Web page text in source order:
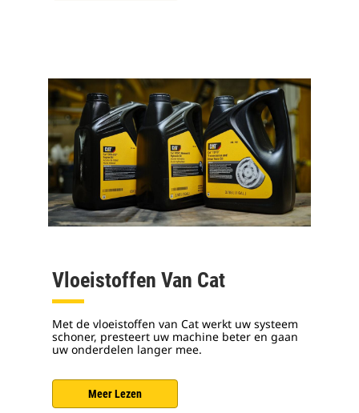
Vloeistoffen Van Cat
Met de vloeistoffen van Cat werkt uw systeem
schoner, presteert uw machine beter en gaan
uw onderdelen langer mee.
Meer Lezen